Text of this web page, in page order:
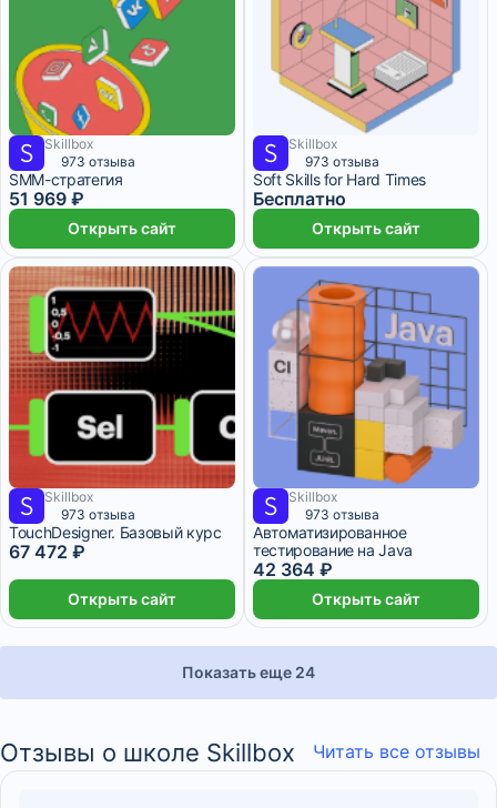
4 331 ₽/мес 2 месяца
Skillbox
973 отзыва
SMM-стратегия
51 969 ₽
Открыть сайт
6 месяцев
Skillbox
973 отзыва
Soft Skills for Hard Times
Бесплатно
Открыть сайт
5 623 ₽/мес
Skillbox
973 отзыва
TouchDesigner. Базовый курс
67 472 ₽
Открыть сайт
3 530 ₽/мес 2 месяца
Skillbox
973 отзыва
Автоматизиро­ван­ное
тестирование на Java
42 364 ₽
Открыть сайт
Показать еще 24
Отзывы о школе Skillbox Читать все отзывы